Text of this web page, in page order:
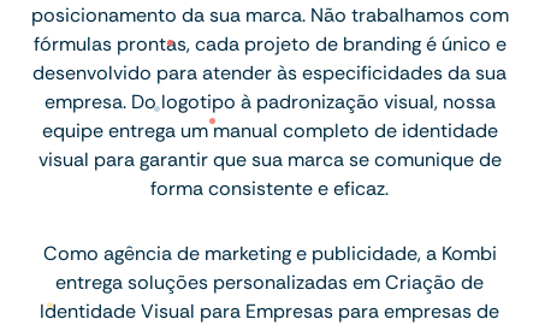
posicionamento da sua marca. Não trabalhamos com
fórmulas prontas, cada projeto de branding é único e
desenvolvido para atender às especificidades da sua
empresa. Do logotipo à padronização visual, nossa
equipe entrega um manual completo de identidade
visual para garantir que sua marca se comunique de
forma consistente e eficaz.
Como agência de marketing e publicidade, a Kombi
entrega soluções personalizadas em Criação de
Identidade Visual para Empresas para empresas de